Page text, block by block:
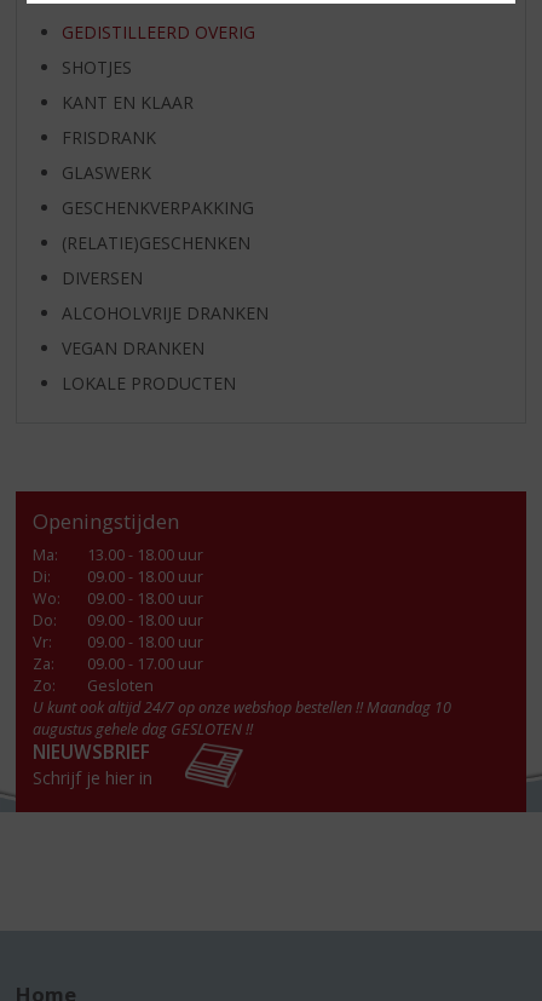
GEDISTILLEERD OVERIG
SHOTJES
KANT EN KLAAR
FRISDRANK
GLASWERK
GESCHENKVERPAKKING
(RELATIE)GESCHENKEN
DIVERSEN
ALCOHOLVRIJE DRANKEN
VEGAN DRANKEN
LOKALE PRODUCTEN
Openingstijden
Ma:
13.00 - 18.00 uur
Di:
09.00 - 18.00 uur
Wo:
09.00 - 18.00 uur
Do:
09.00 - 18.00 uur
Vr:
09.00 - 18.00 uur
Za:
09.00 - 17.00 uur
Zo:
Gesloten
U kunt ook altijd 24/7 op onze webshop bestellen !! Maandag 10
augustus gehele dag GESLOTEN !!
NIEUWSBRIEF
Schrijf je hier in
Home